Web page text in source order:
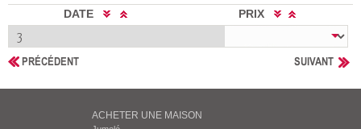
DATE
PRIX
SUIVANT
PRÉCÉDENT
ACHETER UNE MAISON